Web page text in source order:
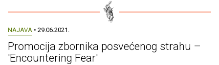
NAJAVA • 29.06.2021.
Promocija zbornika posvećenog strahu –
'Encountering Fear'